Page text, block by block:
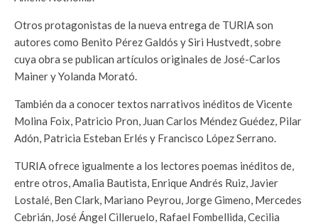
Otros protagonistas de la nueva entrega de TURIA son
autores como Benito Pérez Galdós y Siri Hustvedt, sobre
cuya obra se publican artículos originales de José-Carlos
Mainer y Yolanda Morató.
También da a conocer textos narrativos inéditos de Vicente
Molina Foix, Patricio Pron, Juan Carlos Méndez Guédez, Pilar
Adón, Patricia Esteban Erlés y Francisco López Serrano.
TURIA ofrece igualmente a los lectores poemas inéditos de,
entre otros, Amalia Bautista, Enrique Andrés Ruiz, Javier
Lostalé, Ben Clark, Mariano Peyrou, Jorge Gimeno, Mercedes
Cebrián, José Ángel Cilleruelo, Rafael Fombellida, Cecilia